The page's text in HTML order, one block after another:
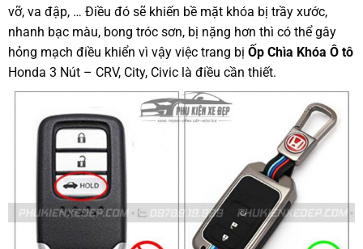
vỡ, va đập, … Điều đó sẽ khiến bề mặt khóa bị trầy xước,
nhanh bạc màu, bong tróc sơn, bị nặng hơn thì có thể gây
hỏng mạch điều khiển vì vậy việc trang bị Ốp Chìa Khóa Ô tô
Honda 3 Nút – CRV, City, Civic là điều cần thiết.